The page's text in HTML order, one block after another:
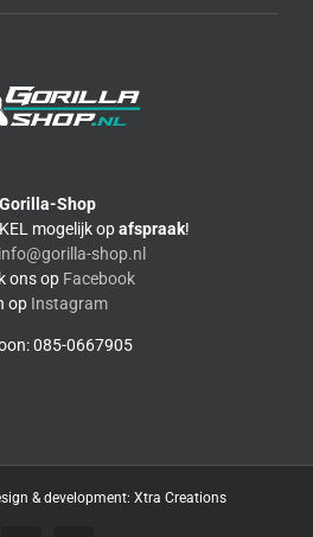
Gorilla-Shop
mogelijk opafspraak!
info@gorilla-shop.nl
ons op Facebook
op Instagram
085-0667905
& development: Xtra Creations